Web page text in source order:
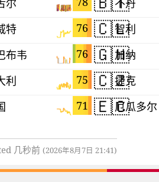
尔
76
特
76
布韦
75
利
71
不丹
🇨🇱
智利
🇬🇭
加纳
🇨🇿
捷克
🇪🇨厄瓜多尔
几秒前 (2026年8月7日 21:41)